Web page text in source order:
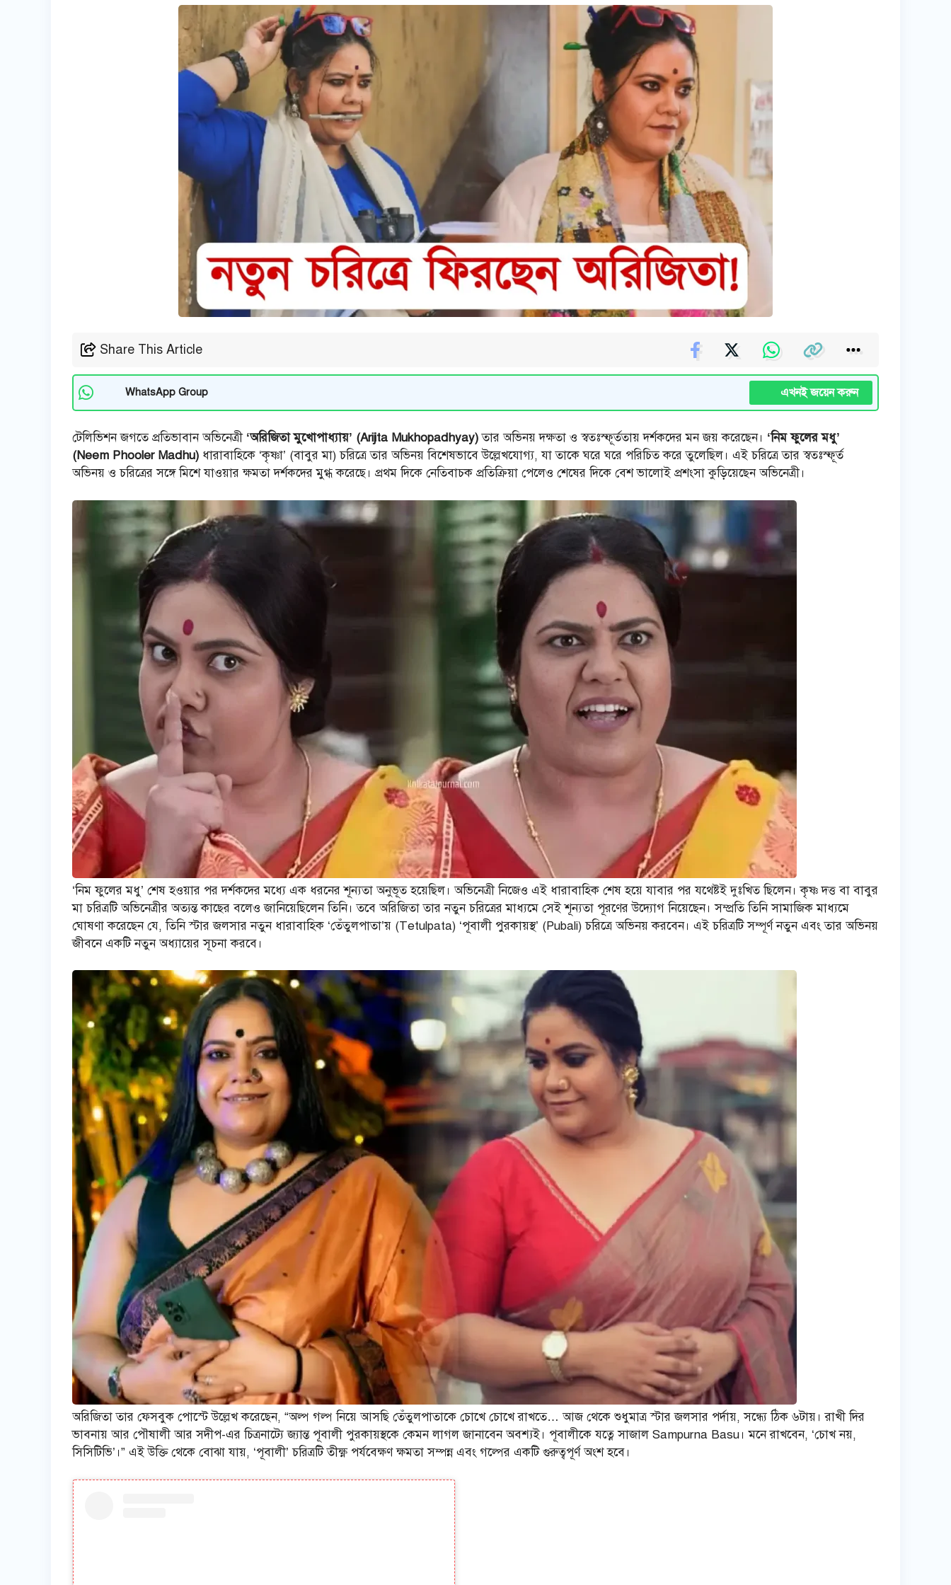
Share This Article
WhatsApp Group এখনই জয়েন করুন
টেলিভিশন জগতে প্রতিভাবান অভিনেত্রী ‘অরিজিতা মুখোপাধ্যায়’ (Arijita Mukhopadhyay)তার অভিনয় দক্ষতা ও স্বতঃস্ফূর্ততায় দর্শকদের মন জয় করেছেন। ‘নিম ফুলের মধু’
(Neem Phooler Madhu) ধারাবাহিকে ‘কৃষ্ণা’ (বাবুর মা) চরিত্রে তার অভিনয় বিশেষভাবে উল্লেখযোগ্য, যা তাকে ঘরে ঘরে পরিচিত করে তুলেছিল। এই চরিত্রে তার স্বতঃস্ফূর্ত
অভিনয় ও চরিত্রের সঙ্গে মিশে যাওয়ার ক্ষমতা দর্শকদের মুগ্ধ করেছে। প্রথম দিকে নেতিবাচক প্রতিক্রিয়া পেলেও শেষের দিকে বেশ ভালোই প্রশংসা কুড়িয়েছেন অভিনেত্রী।
‘নিম ফুলের মধু’ শেষ হওয়ার পর দর্শকদের মধ্যে এক ধরনের শূন্যতা অনুভূত হয়েছিল। অভিনেত্রী নিজেও এই ধারাবাহিক শেষ হয়ে যাবার পর যথেষ্টই দুঃখিত ছিলেন। কৃষ্ণ দত্ত বা বাবুর
মা চরিত্রটি অভিনেত্রীর অত্যন্ত কাছের বলেও জানিয়েছিলেন তিনি। তবে অরিজিতা তার নতুন চরিত্রের মাধ্যমে সেই শূন্যতা পূরণের উদ্যোগ নিয়েছেন। সম্প্রতি তিনি সামাজিক মাধ্যমে
ঘোষণা করেছেন যে, তিনি স্টার জলসার নতুন ধারাবাহিক ‘তেঁতুলপাতা’য় (Tetulpata) ‘পূবালী পুরকায়স্থ’ (Pubali) চরিত্রে অভিনয় করবেন। এই চরিত্রটি সম্পূর্ণ নতুন এবং তার অভিনয়
জীবনে একটি নতুন অধ্যায়ের সূচনা করবে।
অরিজিতা তার ফেসবুক পোস্টে উল্লেখ করেছেন, “অল্প গল্প নিয়ে আসছি তেঁতুলপাতাকে চোখে চোখে রাখতে… আজ থেকে শুধুমাত্র স্টার জলসার পর্দায়, সন্ধ্যে ঠিক ৬টায়। রাখী দির
ভাবনায় আর পৌষালী আর সদীপ-এর চিত্রনাট্যে জ্যান্ত পূবালী পুরকায়স্থকে কেমন লাগল জানাবেন অবশ্যই। পূবালীকে যত্নে সাজাল Sampurna Basu। মনে রাখবেন, ‘চোখ নয়,
সিসিটিভি’।” এই উক্তি থেকে বোঝা যায়, ‘পূবালী’ চরিত্রটি তীক্ষ্ণ পর্যবেক্ষণ ক্ষমতা সম্পন্ন এবং গল্পের একটি গুরুত্বপূর্ণ অংশ হবে।